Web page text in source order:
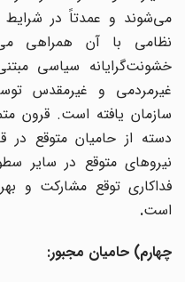
می‌شوند و عمدتاً در
نظامی با آن همراهی
خشونتگرایانه سیاسی
غیرمردمی و غیرمقدس
سازمان یافته است. قرون
دسته از حامیان متوقع
نیروهای متوقع در سایر
فداکاری توقع مشارکت و
است.
چهارم) حامیان مجبور: